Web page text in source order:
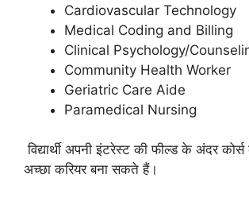
Cardiovascular Technology
Medical Coding and Billing
Clinical Psychology/
Community Health Worker
Geriatric Care Aide
Paramedical Nursing
विद्यार्थी अपनी इंटरेस्ट की फील्ड के अंदर
अच्छा करियर बना सकते हैं।